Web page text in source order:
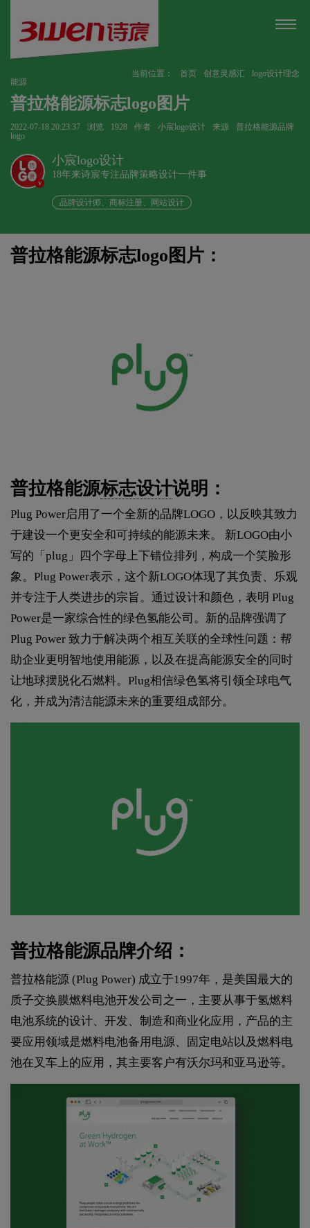
当前位置： 首页 创意灵感汇
logo设计理念
能源
普拉格能源标志logo图片
2022-07-18 20:23:37 浏览 1928 作者 小宸logo设计 来源
普拉格能源品牌
logo
v
小宸logo设计
18年来诗宸专注品牌策略设计一件事
品牌设计师、商标注册、网站设计
普拉格能源标志logo图片：
普拉格能源标志设计说明：
Plug Power启用了一个全新的品牌LOGO，以反映其致力
于建设一个更安全和可持续的能源未来。 新LOGO由小
写的「plug」四个字母上下错位排列，构成一个笑脸形
象。Plug Power表示，这个新LOGO体现了其负责、乐观
并专注于人类进步的宗旨。通过设计和颜色，表明 Plug
Power是一家综合性的绿色氢能公司。新的品牌强调了
Plug Power 致力于解决两个相互关联的全球性问题：帮
助企业更明智地使用能源，以及在提高能源安全的同时
让地球摆脱化石燃料。Plug相信绿色氢将引领全球电气
化，并成为清洁能源未来的重要组成部分。
普拉格能源品牌介绍：
普拉格能源 (Plug Power) 成立于1997年，是美国最大的
质子交换膜燃料电池开发公司之一，主要从事于氢燃料
电池系统的设计、开发、制造和商业化应用，产品的主
要应用领域是燃料电池备用电源、固定电站以及燃料电
池在叉车上的应用，其主要客户有沃尔玛和亚马逊等。